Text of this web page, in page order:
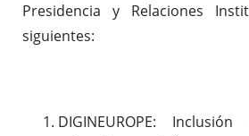
Presidencia y Relaciones
siguientes:
DIGINEUROPE: